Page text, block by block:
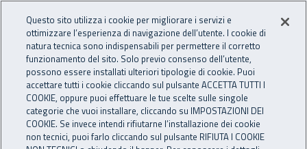
INAIL - Istituto Nazionale
Apri cerca
Navigazione principale
Navigazione - Ti trovi in:
Home Inail comunica Multimedia Video gallery
Questo sito utilizza i cookie per migliorare i servizi e
ottimizzare l’esperienza di navigazione dell’utente. I cookie di
natura tecnica sono indispensabili per permettere il corretto
funzionamento del sito. Solo previo consenso dell’utente,
possono essere installati ulteriori tipologie di cookie. Puoi
accettare tutti i cookie cliccando sul pulsante ACCETTA TUTTI I
COOKIE, oppure puoi effettuare le tue scelte sulle singole
categorie che vuoi installare, cliccando su IMPOSTAZIONI DEI
COOKIE. Se invece intendi rifiutarne l’installazione dei cookie
non tecnici, puoi farlo cliccando sul pulsante RIFIUTA I COOKIE